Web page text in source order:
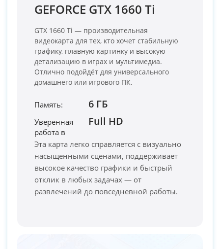
PC-Arena на карте Москвы — Яндекс Карты
GEFORCE GTX 1660 Ti
GTX 1660 Ti — производительная
видеокарта для тех, кто хочет стабильную
графику, плавную картинку и высокую
детализацию в играх и мультимедиа.
Отлично подойдёт для универсального
домашнего или игрового ПК.
Память: 6 ГБ
Уверенная
работа в
Full HD
Эта карта легко справляется с визуально
насыщенными сценами, поддерживает
высокое качество графики и быстрый
отклик в любых задачах — от
развлечений до повседневной работы.